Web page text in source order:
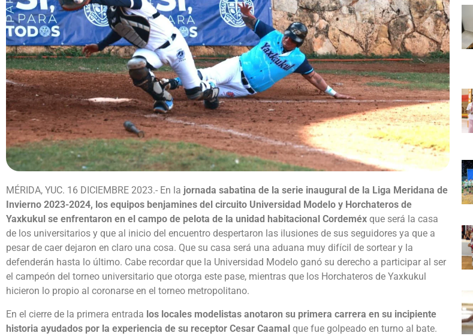
MÉRIDA, YUC. 16 DICIEMBRE 2023.- En la jornada sabatina de la serie inaugural de la Liga Meridana de
Invierno 2023-2024, los equipos benjamines del circuito Universidad Modelo y Horchateros de
Yaxkukul se enfrentaron en el campo de pelota de la unidad habitacional Cordeméx que será la casa
de los universitarios y que al inicio del encuentro despertaron las ilusiones de sus seguidores ya que a
pesar de caer dejaron en claro una cosa. Que su casa será una aduana muy difícil de sortear y la
defenderán hasta lo último. Cabe recordar que la Universidad Modelo ganó su derecho a participar al ser
el campeón del torneo universitario que otorga este pase, mientras que los Horchateros de Yaxkukul
hicieron lo propio al coronarse en el torneo metropolitano.
En el cierre de la primera entrada los locales modelistas anotaron su primera carrera en su incipiente
historia ayudados por la experiencia de su receptor Cesar Caamal que fue golpeado en turno al bate.